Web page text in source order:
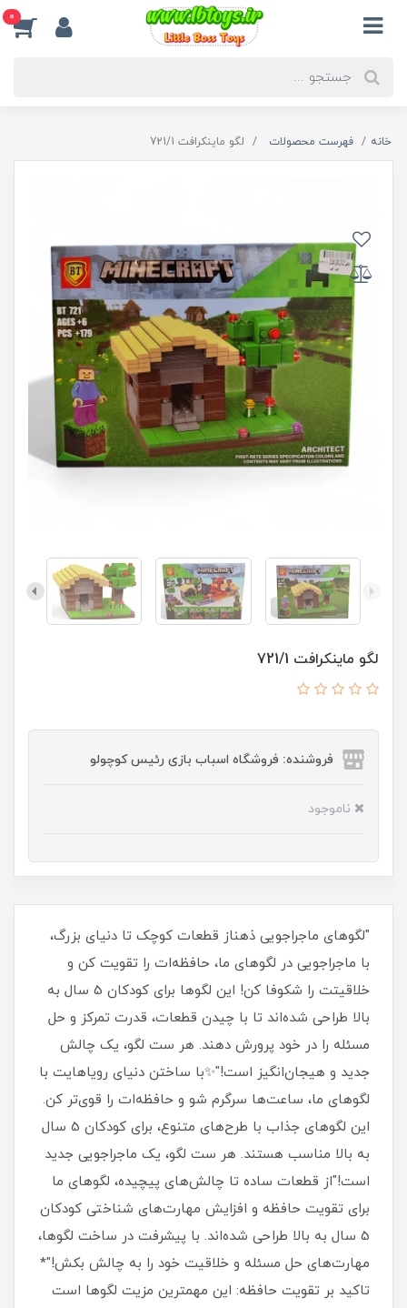
0
خانه فهرست محصولات لگو ماینکرافت 721/1
لگو ماینکرافت 721/1
فروشنده: فروشگاه اسباب بازی رئیس کوچولو
ناموجود
"لگوهای ماجراجویی ذهناز قطعات کوچک تا دنیای بزرگ،
با ماجراجویی در لگوهای ما، حافظه‌ات را تقویت کن و
خلاقیتت را شکوفا کن! این لگوها برای کودکان 5 سال به
بالا طراحی شده‌اند تا با چیدن قطعات، قدرت تمرکز و حل
مسئله را در خود پرورش دهند. هر ست لگو، یک چالش
جدید و هیجان‌انگیز است!"✨با ساختن دنیای رویاهایت با
لگوهای ما، ساعت‌ها سرگرم شو و حافظه‌ات را قوی‌تر کن.
این لگوهای جذاب با طرح‌های متنوع، برای کودکان 5 سال
به بالا مناسب هستند. هر ست لگو، یک ماجراجویی جدید
است!"از قطعات ساده تا چالش‌های پیچیده، لگوهای ما
برای تقویت حافظه و افزایش مهارت‌های شناختی کودکان
5 سال به بالا طراحی شده‌اند. با پیشرفت در ساخت لگوها،
مهارت‌های حل مسئله و خلاقیت خود را به چالش بکش!"*
تاکید بر تقویت حافظه: این مهمترین مزیت لگوها است